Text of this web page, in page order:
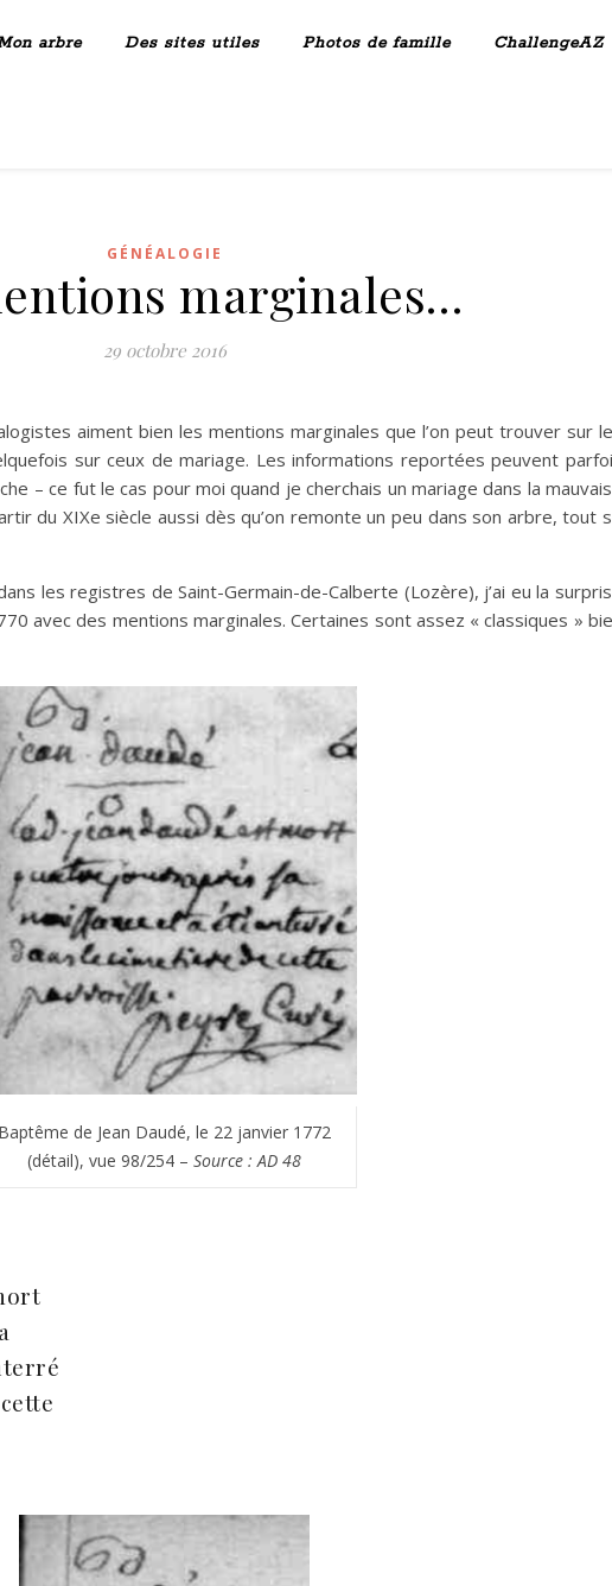
arbre Des sites utiles Photos de famille ChallengeAZ
GÉNÉALOGIE
marginales…
29 octobre 2016
aiment bien les mentions marginales que l’on peut trouver sur
sur ceux de mariage. Les informations reportées peuvent
– ce fut le cas pour moi quand je cherchais un mariage dans la
du XIXe siècle aussi dès qu’on remonte un peu dans son arbre, tout
les registres de Saint-Germain-de-Calberte (Lozère), j’ai eu la
avec des mentions marginales. Certaines sont assez « classiques »
Baptême de Jean Daudé, le 22 janvier 1772
(détail), vue 98/254 – Source : AD 48